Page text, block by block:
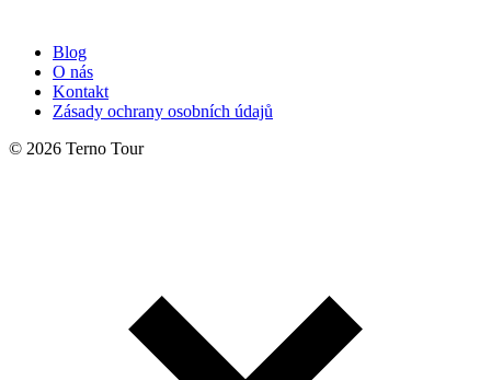
Blog
O nás
Kontakt
Zásady ochrany osobních údajů
© 2026 Terno Tour